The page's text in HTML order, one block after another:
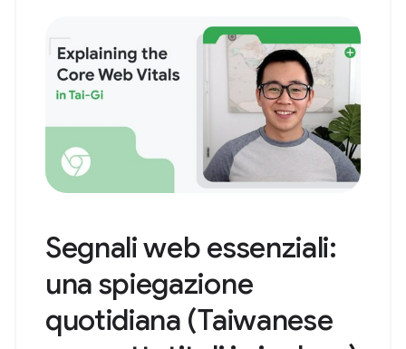
Segnali web essenziali:
una spiegazione
quotidiana (Taiwanese